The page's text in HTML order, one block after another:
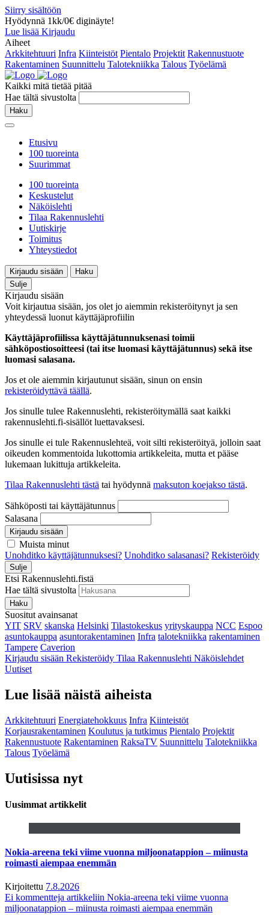
Siirry sisältöön
Hyödynnä 1kk/0€ diginäyte!
Lue lisää Kirjaudu
Aiheet
Arkkitehtuuri Infra Kiinteistöt Pientalo Projektit Rakennustuote
Rakentaminen Suunnittelu Talotekniikka Talous Työelämä
Kaikki mitä tietää pitää
Hae tältä sivustolta
Haku
Etusivu
100 tuoreinta
Suurimmat
100 tuoreinta
Keskustelut
Näköislehti
Tilaa Rakennuslehti
Uutiskirje
Toimitus
Yhteystiedot
Kirjaudu sisään
Haku
Sulje
Kirjaudu sisään
Voit kirjautua sisään, jos olet jo aiemmin rekisteröitynyt ja sen
yhteydessä luonut käyttäjäprofiilin
Käyttäjäprofiilissa käyttäjätunnuksenasi toimii
sähköpostiosoitteesi (tai itse luomasi käyttäjätunnus) sekä itse
luomasi salasana.
Jos et ole aiemmin kirjautunut sisään, sinun on ensin
rekisteröidyttävä täällä.
Jos sinulle tulee Rakennuslehti, rekisteröitymällä saat kaikki
rakennuslehti.fi-sisällöt luettavaksesi.
Jos sinulle ei tule Rakennuslehteä, voit silti rekisteröityä, jolloin saat
oikeuden kommentoida lukottomia artikkeleita, mutta et pääse
lukemaan lukittuja artikkeleita.
Tilaa Rakennuslehti tästä tai hyödynnä maksuton koejakso tästä.
Sähköposti tai käyttäjätunnus
Salasana
Kirjaudu sisään
Muista minut
Unohditko käyttäjätunnuksesi? Unohditko salasanasi? Rekisteröidy
Sulje
Etsi Rakennuslehti.fistä
Hae tältä sivustolta
Haku
Suositut avainsanat
YIT SRV skanska Helsinki Tilastokeskus yrityskauppa NCC Espoo
asuntokauppa asuntorakentaminen Infra talotekniikka rakentaminen
Tampere Caverion
Kirjaudu sisään Rekisteröidy Tilaa Rakennuslehti Näköislehdet
Uutiset
Lue lisää näistä aiheista
Arkkitehtuuri Energiatehokkuus Infra Kiinteistöt
Korjausrakentaminen Koulutus ja tutkimus Pientalo Projektit
Rakennustuote Rakentaminen RaksaTV Suunnittelu Talotekniikka
Talous Työelämä
Uutisissa nyt
Uusimmat artikkelit
Nokia-areena teki viime vuonna miljoonatappion – miinusta
roimasti aiempaa enemmän
Kirjoitettu 7.8.2026
Ei kommentteja artikkeliin Nokia-areena teki viime vuonna
miljoonatappion – miinusta roimasti aiempaa enemmän